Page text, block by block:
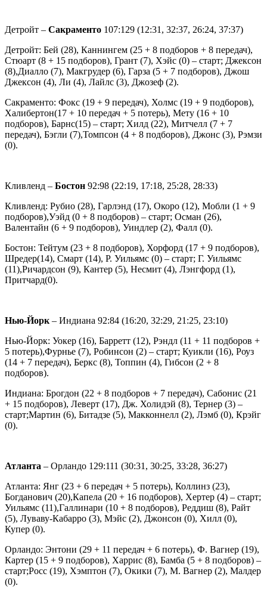
Детройт – Сакраменто 107:129 (12:31, 32:37, 26:24, 37:37)
Детройт: Бей (28), Каннингем (25 + 8 подборов + 8 передач),
Стюарт (8 + 15 подборов), Грант (7), Хэйс (0) – старт; Джексон
(8),Диалло (7), Макгрудер (6), Гарза (5 + 7 подборов), Джош
Джексон (4), Ли (4), Лайлс (3), Джозеф (2).
Сакраменто: Фокс (19 + 9 передач), Холмс (19 + 9 подборов),
Халибертон(17 + 10 передач + 5 потерь), Мету (16 + 10
подборов), Барнс(15) – старт; Хилд (22), Митчелл (7 + 7
передач), Бэгли (7),Томпсон (4 + 8 подборов), Джонс (3), Рэмзи
(0).
Кливленд – Бостон 92:98 (22:19, 17:18, 25:28, 28:33)
Кливленд: Рубио (28), Гарлэнд (17), Окоро (12), Мобли (1 + 9
подборов),Уэйд (0 + 8 подборов) – старт; Осман (26),
Валентайн (6 + 9 подборов), Уиндлер (2), Фалл (0).
Бостон: Тейтум (23 + 8 подборов), Хорфорд (17 + 9 подборов),
Шредер(14), Смарт (14), Р. Уильямс (0) – старт; Г. Уильямс
(11),Ричардсон (9), Кантер (5), Несмит (4), Лэнгфорд (1),
Притчард(0).
Нью-Йорк – Индиана 92:84 (16:20, 32:29, 21:25, 23:10)
Нью-Йорк: Уокер (16), Барретт (12), Рэндл (11 + 11 подборов +
5 потерь),Фурнье (7), Робинсон (2) – старт; Куикли (16), Роуз
(14 + 7 передач), Беркс (8), Топпин (4), Гибсон (2 + 8
подборов).
Индиана: Брогдон (22 + 8 подборов + 7 передач), Сабонис (21
+ 15 подборов), Леверт (17), Дж. Холидэй (8), Тернер (3) –
старт;Мартин (6), Битадзе (5), Макконнелл (2), Лэмб (0), Крэйг
(0).
Атланта – Орландо 129:111 (30:31, 30:25, 33:28, 36:27)
Атланта: Янг (23 + 6 передач + 5 потерь), Коллинз (23),
Богданович (20),Капела (20 + 16 подборов), Хертер (4) – старт;
Уильямс (11),Галлинари (10 + 8 подборов), Реддиш (8), Райт
(5), Луваву-Кабарро (3), Мэйс (2), Джонсон (0), Хилл (0),
Купер (0).
Орландо: Энтони (29 + 11 передач + 6 потерь), Ф. Вагнер (19),
Картер (15 + 9 подборов), Харрис (8), Бамба (5 + 8 подборов) –
старт;Росс (19), Хэмптон (7), Окики (7), М. Вагнер (2), Малдер
(0).